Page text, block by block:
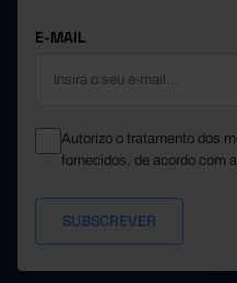
E-MAIL
Autorizo o tratamento dos
fornecidos, de acordo com a